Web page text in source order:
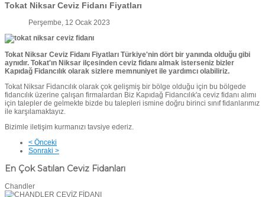
Tokat Niksar Ceviz Fidanı Fiyatları
Perşembe, 12 Ocak 2023
Tokat Niksar Ceviz Fidanı Fiyatları Türkiye'nin dört bir yanında olduğu gibi
aynıdır. Tokat'ın Niksar ilçesinden ceviz fidanı almak isterseniz bizler
Kapıdağ Fidancılık olarak sizlere memnuniyet ile yardımcı olabiliriz.
Tokat Niksar Fidancılık olarak çok gelişmiş bir bölge olduğu için bu bölgede
fidancılık üzerine çalışan firmalardan Biz Kapıdağ Fidancılık'a ceviz fidanı alımı
için talepler de gelmekte bizde bu talepleri ismine doğru birinci sınıf fidanlarımız
ile karşılamaktayız.
Bizimle iletişim kurmanızı tavsiye ederiz.
< Önceki
Sonraki >
En Çok Satılan Ceviz Fidanları
Chandler